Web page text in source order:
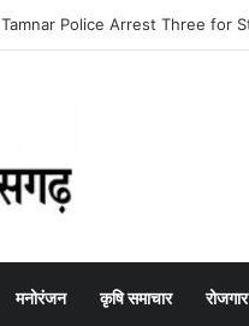
itel Ace 3 Heera : 949 में लांच हुआ
मनोरंजन कृषि समाचार रोजगार